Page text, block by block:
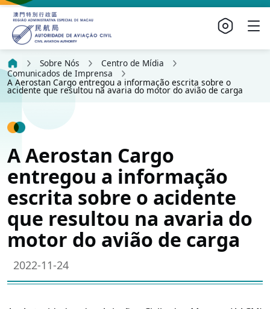
Sobre Nós
Centro de Mídia
Comunicados de Imprensa
A Aerostan Cargo entregou a informação escrita sobre o
acidente que resultou na avaria do motor do avião de carga
A Aerostan Cargo
entregou a informação
escrita sobre o acidente
que resultou na avaria do
motor do avião de carga
2022-11-24